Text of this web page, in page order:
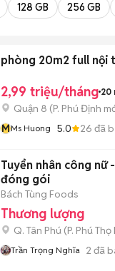
128 GB 256 GB
phòng 20m2 full nội
2,99 triệu/tháng 20
Quận 8 (P. Phú Định
MMs Huong 5.0 26 đã
Tuyển nhân công nữ - Gia công ,
đóng gói
Bách Tùng Foods
Thương lượng
Q. Tân Phú (P. Phú
Trần Trọng Nghĩa 2 đã